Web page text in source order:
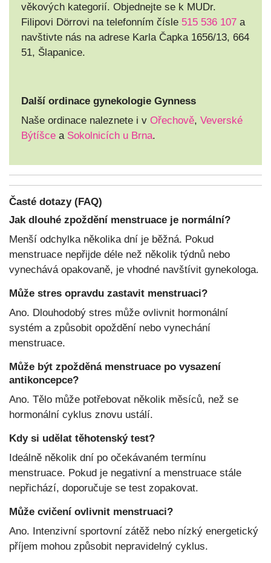
věkových kategorií. Objednejte se k MUDr.
Filipovi Dörrovi na telefonním čísle 515 536 107 a
navštivte nás na adrese Karla Čapka 1656/13, 664
51, Šlapanice.
Další ordinace gynekologie Gynness
Naše ordinace naleznete i v Ořechově, Veverské
Býtíšce a Sokolnicích u Brna.
Časté dotazy (FAQ)
Jak dlouhé zpoždění menstruace je normální?
Menší odchylka několika dní je běžná. Pokud
menstruace nepřijde déle než několik týdnů nebo
vynechává opakovaně, je vhodné navštívit gynekologa.
Může stres opravdu zastavit menstruaci?
Ano. Dlouhodobý stres může ovlivnit hormonální
systém a způsobit opoždění nebo vynechání
menstruace.
Může být zpožděná menstruace po vysazení
antikoncepce?
Ano. Tělo může potřebovat několik měsíců, než se
hormonální cyklus znovu ustálí.
Kdy si udělat těhotenský test?
Ideálně několik dní po očekávaném termínu
menstruace. Pokud je negativní a menstruace stále
nepřichází, doporučuje se test zopakovat.
Může cvičení ovlivnit menstruaci?
Ano. Intenzivní sportovní zátěž nebo nízký energetický
příjem mohou způsobit nepravidelný cyklus.